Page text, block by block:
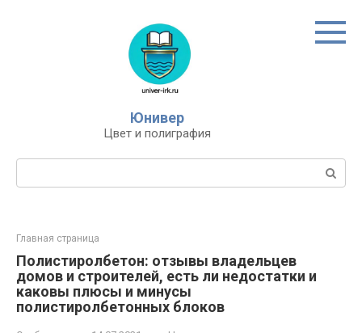
Юнивер
Цвет и полиграфия
Главная страница
Полистиролбетон: отзывы владельцев
домов и строителей, есть ли недостатки и
каковы плюсы и минусы
полистиролбетонных блоков